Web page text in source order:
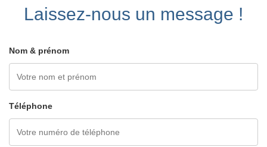
Laissez-nous un message !
Nom & prénom
Téléphone